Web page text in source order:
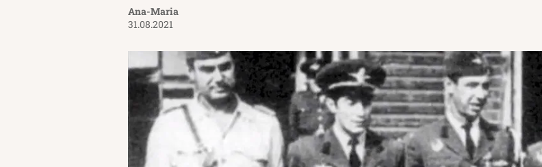
Ana-Maria
31.08.2021